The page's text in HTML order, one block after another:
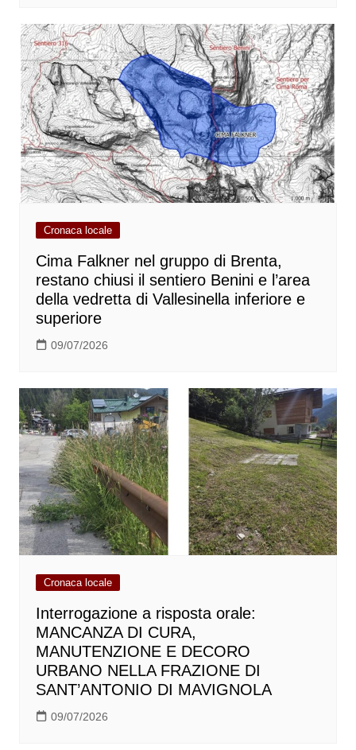
Cronaca locale
Cima Falkner nel gruppo di Brenta,
restano chiusi il sentiero Benini e l’area
della vedretta di Vallesinella inferiore e
superiore
09/07/2026
Cronaca locale
Interrogazione a risposta orale:
MANCANZA DI CURA,
MANUTENZIONE E DECORO
URBANO NELLA FRAZIONE DI
SANT’ANTONIO DI MAVIGNOLA
09/07/2026